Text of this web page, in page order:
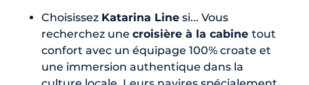
Choisissez Katarina Line si... Vous
recherchez une croisière à la cabine tout
confort avec un équipage 100% croate et
une immersion authentique dans la